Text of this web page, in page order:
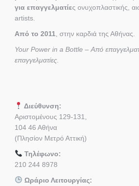
για επαγγελματίες ονυχοπλαστικής,
artists.
Από το 2011 , στην καρδιά της Αθήνας.
Your Power in a Bottle – Από
επαγγελματίες.
Διεύθυνση:
Αριστομένους 129-131,
104 46 Αθήνα
(Πλησίον Μετρό Αττική)
Τηλέφωνο:
210 244 8978
Ωράριο Λειτουργίας: